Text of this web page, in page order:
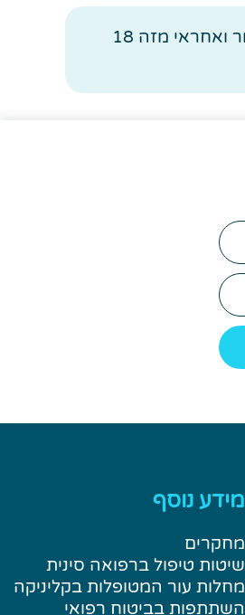
דוד פרלה מטפל מזה 30 שנה בבעיות עור ברפואה סינית, בעל תואר שני M.Sc ברפואה סינית מסורתית, מומחה בטיפול בעור ואחראי מזה 18
מידע נוסף
מחקרים
שיטות טיפול ברפואה סינית
מחלות עור המטופלות בקליניקה
השתתפות בביטוח רפואי